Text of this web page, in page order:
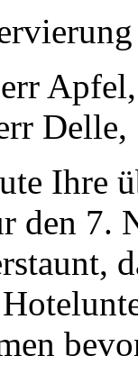
Apfel,
Delle,
Ihre
den 7.